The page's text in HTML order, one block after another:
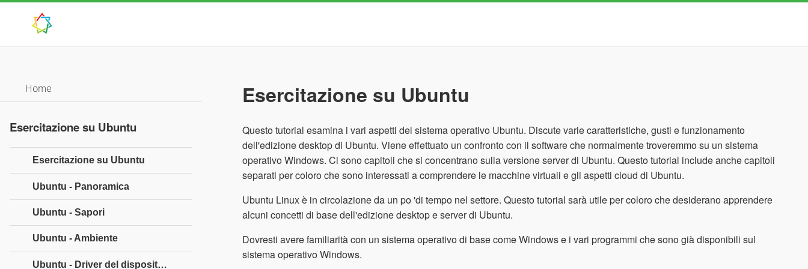
Esercitazione su Ubuntu
Questo tutorial esamina i vari aspetti del sistema operativo Ubuntu. Discute varie caratteristiche, gusti e funzionamento
dell'edizione desktop di Ubuntu. Viene effettuato un confronto con il software che normalmente troveremmo su un sistema
operativo Windows. Ci sono capitoli che si concentrano sulla versione server di Ubuntu. Questo tutorial include anche capitoli
separati per coloro che sono interessati a comprendere le macchine virtuali e gli aspetti cloud di Ubuntu.
Ubuntu Linux è in circolazione da un po 'di tempo nel settore. Questo tutorial sarà utile per coloro che desiderano apprendere
alcuni concetti di base dell'edizione desktop e server di Ubuntu.
Dovresti avere familiarità con un sistema operativo di base come Windows e i vari programmi che sono già disponibili sul
sistema operativo Windows.
Home
Esercitazione su Ubuntu
Esercitazione su Ubuntu
Ubuntu - Panoramica
Ubuntu - Sapori
Ubuntu - Ambiente
Ubuntu - Driver del dispositivo